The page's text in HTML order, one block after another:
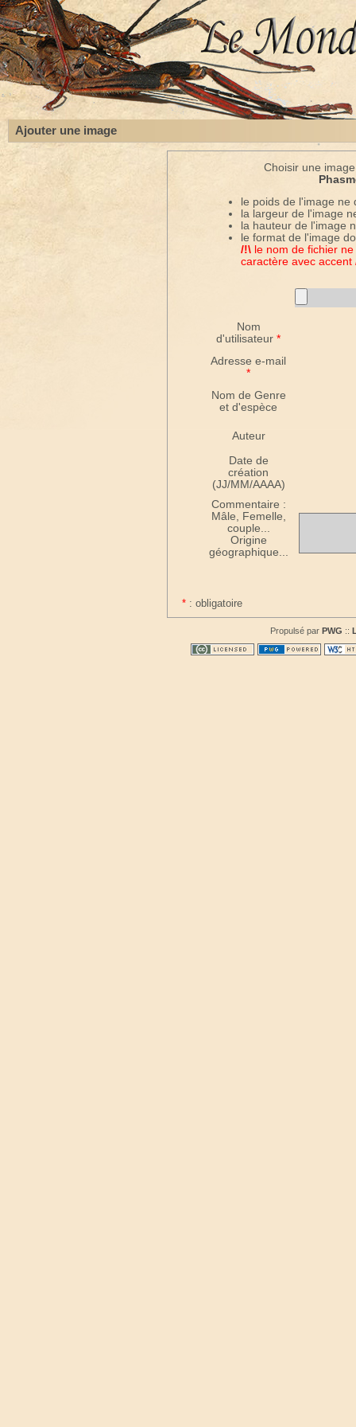
Ajouter une image
Choisir une
le poids de l'image ne
la largeur de l'image
la hauteur de l'image
le format de l'image
/!\le nom de fichier ne
caractère avec accent
Nom
d'utilisateur *
Adresse e-mail
*
Nom de Genre
et d'espèce
Auteur
Date de
création
(JJ/MM/AAAA)
Commentaire :
Mâle, Femelle,
couple...
Origine
géographique...
* : obligatoire
Propulsé par PWG ::